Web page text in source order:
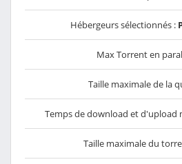
Hébergeurs sélectionnés :
Max Torrent en
Taille maximale de la
Temps de download et d'upload
Taille maximale du